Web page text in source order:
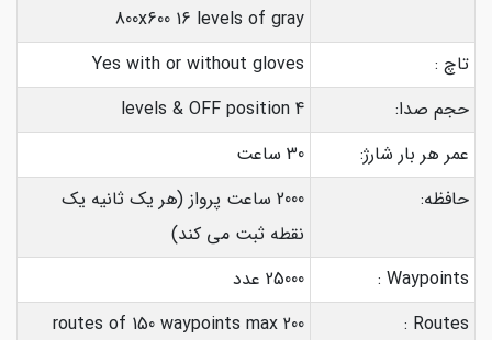
800x600 16 levels of gray
تاچ :
Yes with or without gloves
حجم صدا:
4 levels & OFF position
عمر هر بار شارژ:
30 ساعت
حافظه:
2000 ساعت پرواز (هر یک ثانیه یک
نقطه ثبت می کند)
Waypoints :
25000 عدد
Routes :
200 routes of 150 waypoints max